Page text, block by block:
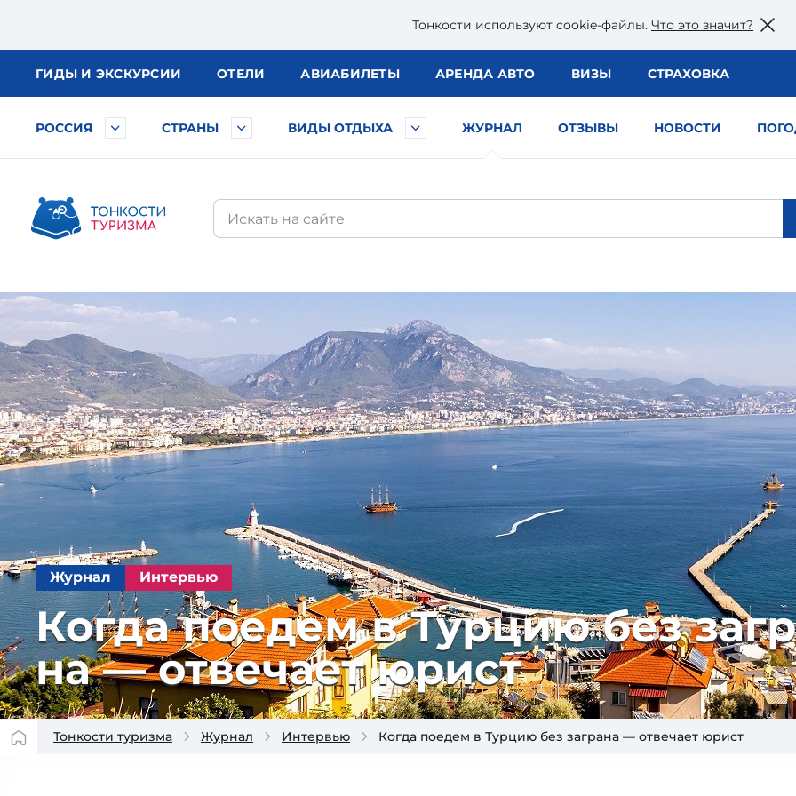
Тонкости используют сookie-файлы. Что это значит?
ГИДЫ И ЭКСКУРСИИ ОТЕЛИ АВИАБИЛЕТЫ АРЕНДА АВТО ВИЗЫ СТРАХОВКА
РОССИЯ СТРАНЫ ВИДЫ ОТДЫХА ЖУРНАЛ ОТЗЫВЫ НОВОСТИ
Журнал Интервью
Когда пое­дем в Тур­цию без
на — от­ве­ча­ет юрист
Тонкости туризма Журнал Интервью Когда поедем в Турцию без заграна — отвечает юрист